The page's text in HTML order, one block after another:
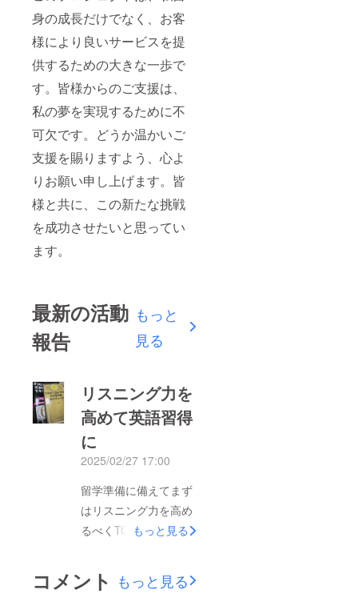
身の成長だけでなく、お客
様により良いサービスを提
供するための大きな一歩で
す。皆様からのご支援は、
私の夢を実現するために不
可欠です。どうか温かいご
支援を賜りますよう、心よ
りお願い申し上げます。皆
様と共に、この新たな挑戦
を成功させたいと思ってい
ます。
最新の活動
報告
もっと
見る
リスニング力を
高めて英語習得
に
2025/02/27 17:00
留学準備に備えてまず
はリスニング力を高め
るべくTOICEに挑戦し
た。4月に人生初めて
TOICEを受けます。ひ
もっと見る
コメント もっと見る